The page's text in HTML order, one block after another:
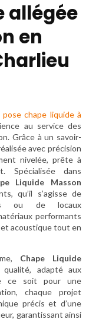
allégée
en
chape liquide à
au service des
Grâce à un savoir-
avec précision
nivelée, prête à
Spécialisée dans
Liquide Masson
qu’il s’agisse de
ou de locaux
performants
et acoustique tout en
Chape Liquide
adapté aux
ce soit pour une
chaque projet
précis et d’une
garantissant ainsi